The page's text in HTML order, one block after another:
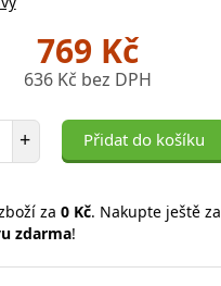
769 Kč
636 Kč bez DPH
položek
+ Přidat do košíku
za 0 Kč. Nakupte ještě za
zdarma!